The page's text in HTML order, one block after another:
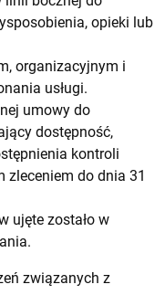
opieki lub
organizacyjnym i
usługi.
umowy do
dostępność,
kontroli
zleceniem do dnia 31
ujęte zostało w
związanych z